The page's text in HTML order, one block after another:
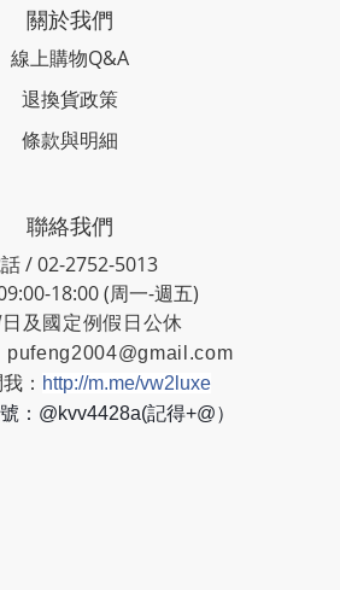
關於我們
線上購物Q&A
退換貨政策
條款與明細
聯絡我們
/ 02-2752-5013
18:00 (周一-週五)
及國定例假日公休
pufeng2004@gmail.com
： http://m.me/vw2luxe
：@kvv4428a(記得+@）